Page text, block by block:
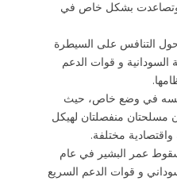
وتصاعدت بشكل خاص في
التنافس على السيطرة
السودانية و قوات الدعم
في وضع خاص، حيث
مسلحتان منفصلتان لهيكل
مختلفة.
سقوط عمر البشير في عام
و قوات الدعم السريع